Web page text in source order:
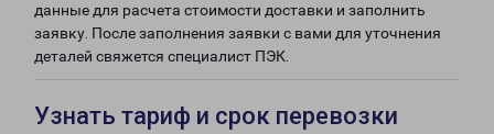
данные для расчета стоимости доставки и заполнить
заявку. После заполнения заявки с вами для уточнения
деталей свяжется специалист ПЭК.
Узнать тариф и срок перевозки